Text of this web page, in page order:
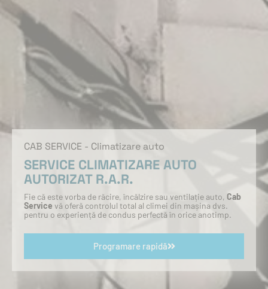
CAB SERVICE - Climatizare auto
SERVICE CLIMATIZARE AUTO
AUTORIZAT R.A.R.
Fie că este vorba de răcire, încălzire sau ventilație auto, Cab
Service vă oferă controlul total al climei din mașina dvs.
pentru o experiență de condus perfectă în orice anotimp.
Programare rapidă